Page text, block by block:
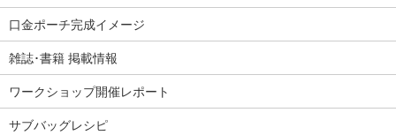
口金ポーチ完成イメージ
雑誌･書籍 掲載情報
ワークショップ開催レポート
サブバッグレシピ